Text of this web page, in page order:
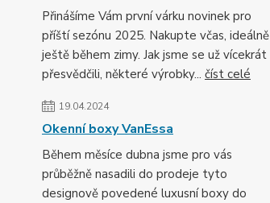
Přinášíme Vám první várku novinek pro
příští sezónu 2025. Nakupte včas, ideálně
ještě během zimy. Jak jsme se už vícekrát
přesvědčili, některé výrobky... číst celé
19.04.2024
Okenní boxy VanEssa
Během měsíce dubna jsme pro vás
průběžně nasadili do prodeje tyto
designově povedené luxusní boxy do